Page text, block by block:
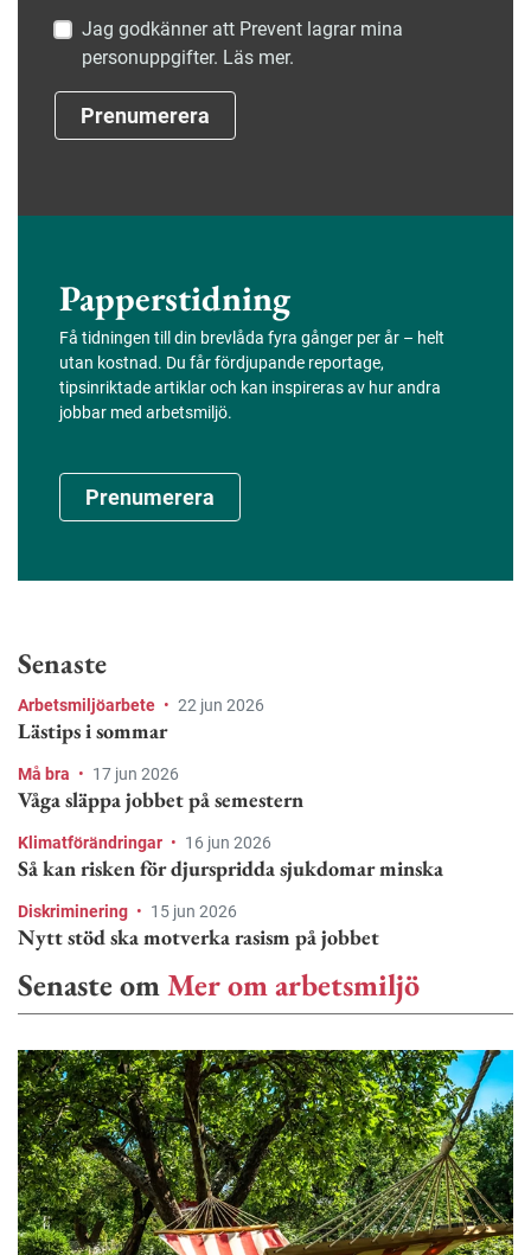
Jag godkänner att Prevent lagrar mina
personuppgifter. Läs mer.
Prenumerera
Papperstidning
Få tidningen till din brevlåda fyra gånger per år – helt
utan kostnad. Du får fördjupande reportage,
tipsinriktade artiklar och kan inspireras av hur andra
jobbar med arbetsmiljö.
Prenumerera
Senaste
Arbetsmiljöarbete • 22 jun 2026
Lästips i sommar
Må bra • 17 jun 2026
Våga släppa jobbet på semestern
Klimatförändringar • 16 jun 2026
Så kan risken för djurspridda sjukdomar minska
Diskriminering • 15 jun 2026
Nytt stöd ska motverka rasism på jobbet
Senaste omMer om arbetsmiljö